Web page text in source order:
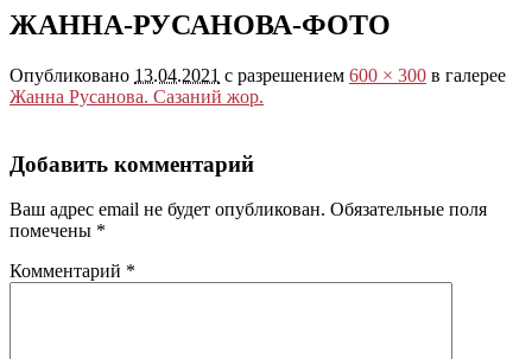
ЖАННА-РУСАНОВА-ФОТО
Опубликовано 13.04.2021 с разрешением 600 × 300 в галерее
Жанна Русанова. Сазаний жор.
Добавить комментарий
Ваш адрес email не будет опубликован. Обязательные поля
помечены *
Комментарий *